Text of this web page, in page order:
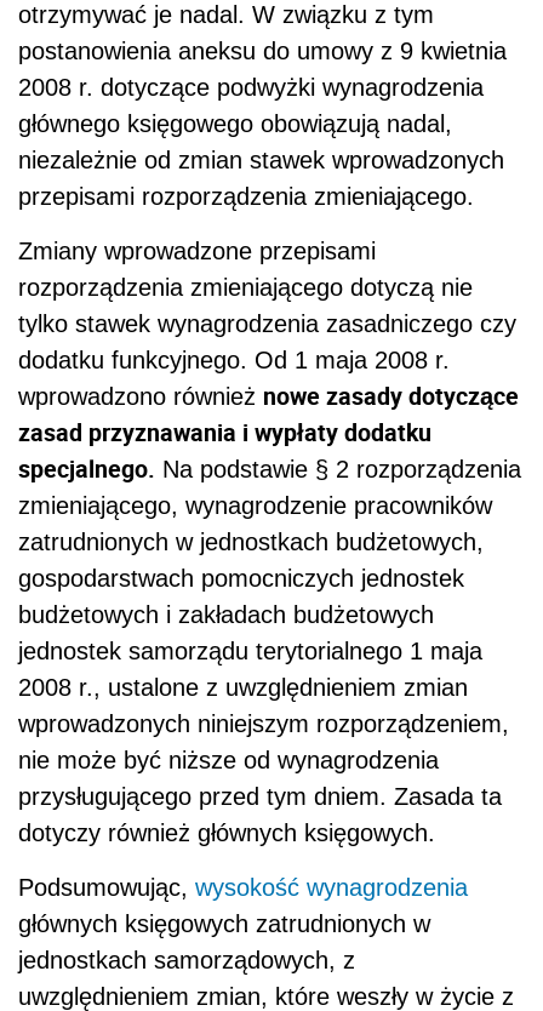
otrzymywać je nadal. W związku z tym
postanowienia aneksu do umowy z 9 kwietnia
2008 r. dotyczące podwyżki wynagrodzenia
głównego księgowego obowiązują nadal,
niezależnie od zmian stawek wprowadzonych
przepisami rozporządzenia zmieniającego.
Zmiany wprowadzone przepisami
rozporządzenia zmieniającego dotyczą nie
tylko stawek wynagrodzenia zasadniczego czy
dodatku funkcyjnego. Od 1 maja 2008 r.
wprowadzono również nowe zasady dotyczące
zasad przyznawania i wypłaty dodatku
specjalnego. Na podstawie § 2 rozporządzenia
zmieniającego, wynagrodzenie pracowników
zatrudnionych w jednostkach budżetowych,
gospodarstwach pomocniczych jednostek
budżetowych i zakładach budżetowych
jednostek samorządu terytorialnego 1 maja
2008 r., ustalone z uwzględnieniem zmian
wprowadzonych niniejszym rozporządzeniem,
nie może być niższe od wynagrodzenia
przysługującego przed tym dniem. Zasada ta
dotyczy również głównych księgowych.
Podsumowując, wysokość wynagrodzenia
głównych księgowych zatrudnionych w
jednostkach samorządowych, z
uwzględnieniem zmian, które weszły w życie z